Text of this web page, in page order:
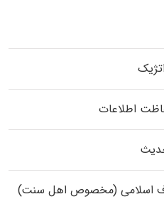
اطلاعات
اسلامی (مخصوص اهل سنت)